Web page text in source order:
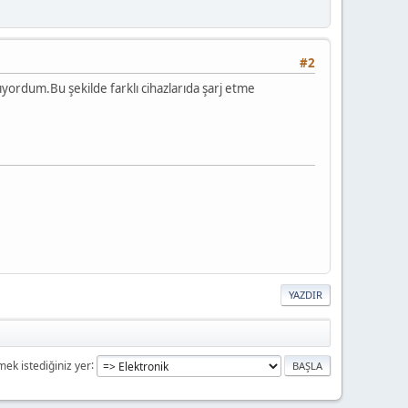
#2
şekilde farklı cihazlarıda şarj etme
YAZDIR
istediğiniz yer